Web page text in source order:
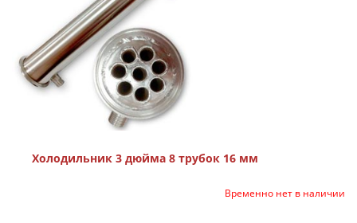
Холодильник 3 дюйма 8 трубок 16 мм
Временно нет в наличии